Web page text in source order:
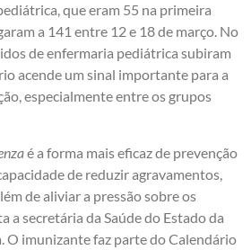
que eram 55 na primeira
a 141 entre 12 e 18 de março. No
de enfermaria pediátrica subiram
acende um sinal importante para a
especialmente entre os grupos
é a forma mais eficaz de prevenção
de reduzir agravamentos,
de aliviar a pressão sobre os
a secretária da Saúde do Estado da
O imunizante faz parte do Calendário